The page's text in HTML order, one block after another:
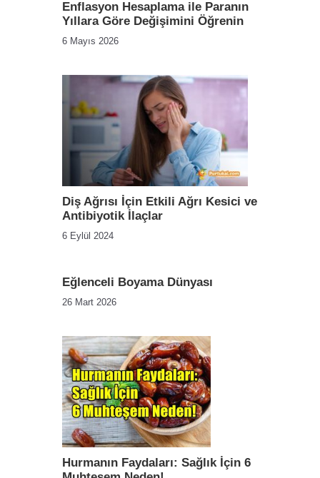
Enflasyon Hesaplama ile Paranın
Yıllara Göre Değişimini Öğrenin
6 Mayıs 2026
Diş Ağrısı İçin Etkili Ağrı Kesici ve
Antibiyotik İlaçlar
6 Eylül 2024
Eğlenceli Boyama Dünyası
26 Mart 2026
Hurmanın Faydaları: Sağlık İçin 6